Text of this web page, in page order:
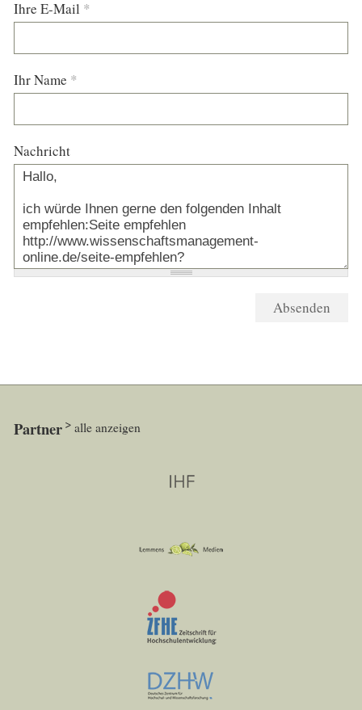
Ihre E-Mail *
Ihr Name *
Nachricht
Partner alle anzeigen